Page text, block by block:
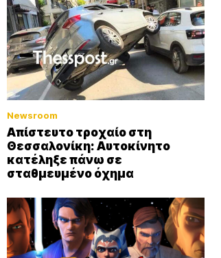
Newsroom
Απίστευτο τροχαίο στη
Θεσσαλονίκη: Αυτοκίνητο
κατέληξε πάνω σε
σταθμευμένο όχημα